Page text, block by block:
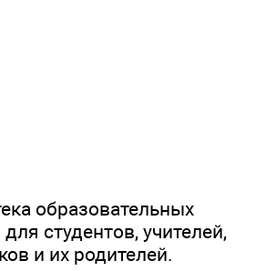
образовательных
студентов, учителей,
и их родителей.